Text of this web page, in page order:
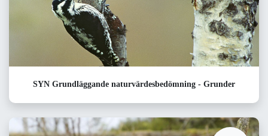
SYN Grundläggande naturvärdesbedömning - Grunder